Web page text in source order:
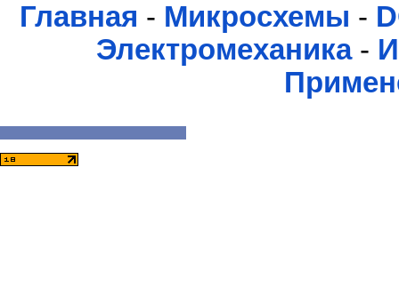
Главная - Микросхемы -
Электромеханика-